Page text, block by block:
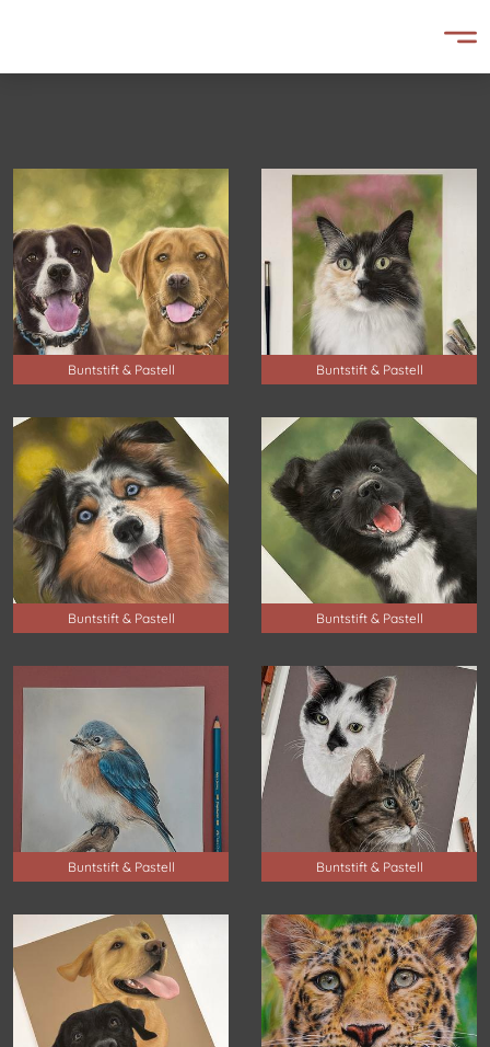
Buntstift & Pastell Buntstift & Pastell
Buntstift & Pastell Buntstift & Pastell
Buntstift & Pastell Buntstift & Pastell